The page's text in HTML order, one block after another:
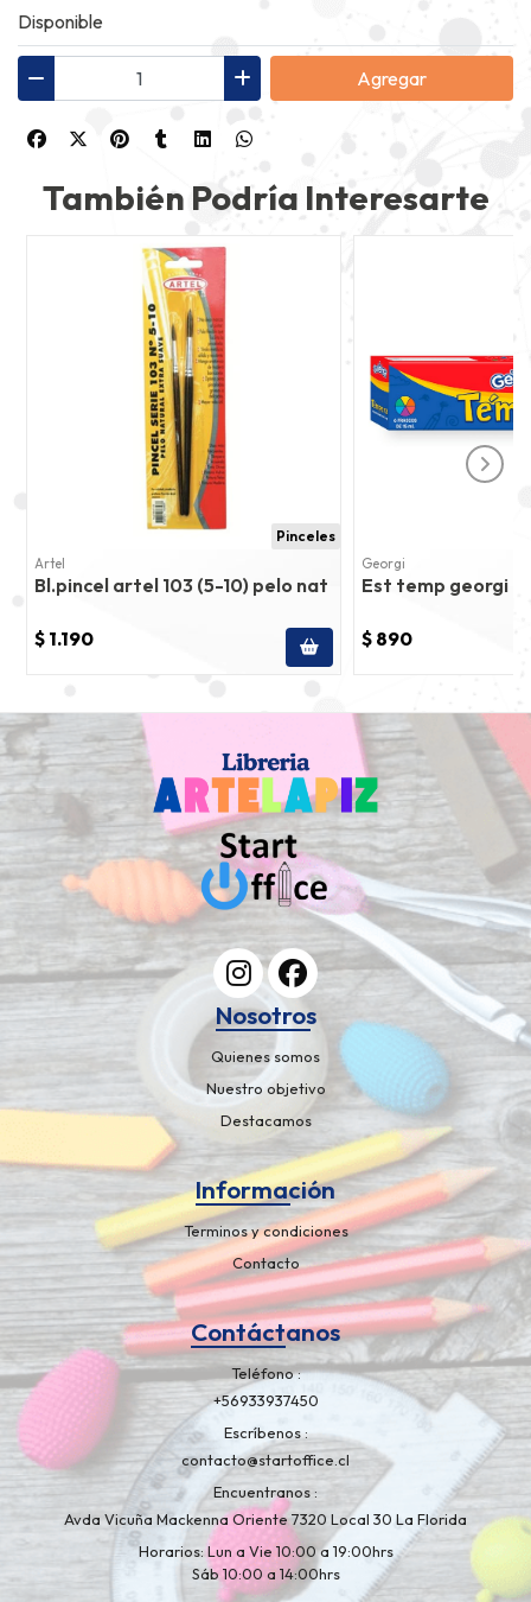
Disponible
Agregar
También Podría Interesarte
Pinceles
Artel
Bl.pincel artel 103 (5-10) pelo nat
$ 1.190
Georgi
Est temp georgi 6
$ 890
Nosotros
Quienes somos
Nuestro objetivo
Destacamos
Información
Terminos y condiciones
Contacto
Contáctanos
Teléfono
+56933937450
Escríbenos
contacto@startoffice.cl
Encuentranos
Avda Vicuña Mackenna Oriente 7320 Local 30 La Florida
Horarios: Lun a Vie 10:00 a 19:00hrs
Sáb 10:00 a 14:00hrs